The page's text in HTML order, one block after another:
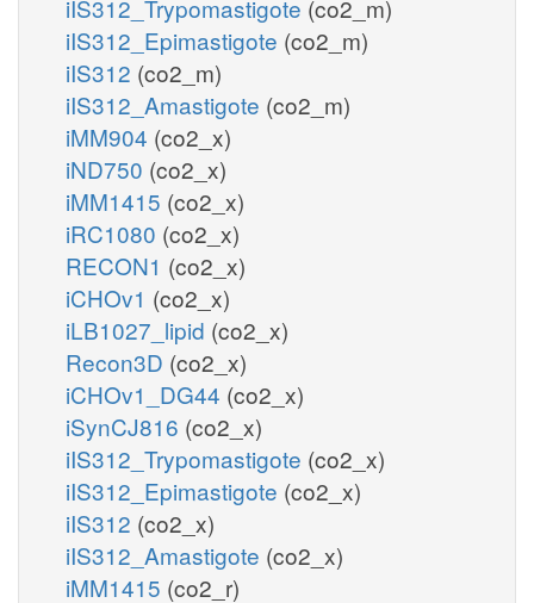
iIS312_Trypomastigote (co2_m)
iIS312_Epimastigote (co2_m)
iIS312 (co2_m)
iIS312_Amastigote (co2_m)
iMM904 (co2_x)
iND750 (co2_x)
iMM1415 (co2_x)
iRC1080 (co2_x)
RECON1 (co2_x)
iCHOv1 (co2_x)
iLB1027_lipid (co2_x)
Recon3D (co2_x)
iCHOv1_DG44 (co2_x)
iSynCJ816 (co2_x)
iIS312_Trypomastigote (co2_x)
iIS312_Epimastigote (co2_x)
iIS312 (co2_x)
iIS312_Amastigote (co2_x)
iMM1415 (co2_r)